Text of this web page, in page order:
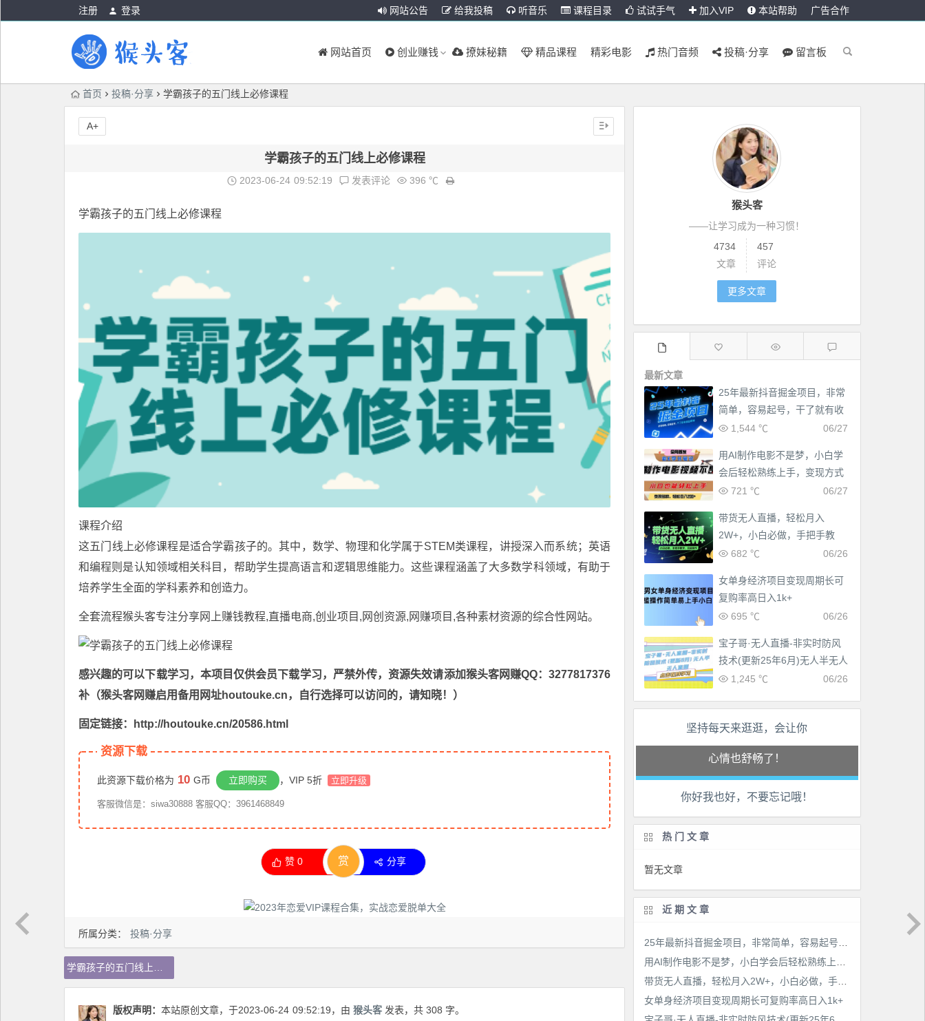
注册 登录 网站公告 给我投稿 听音乐 课程目录 试试手气 加入VIP 本站帮助 广告合作
网站首页 创业赚钱 撩妹秘籍 精品课程 精彩电影 热门音频 投稿·分享 留言板
首页 投稿·分享 学霸孩子的五门线上必修课程
学霸孩子的五门线上必修课程
2023-06-24 09:52:19 发表评论 396 ℃
学霸孩子的五门线上必修课程
课程介绍
这五门线上必修课程是适合学霸孩子的。其中，数学、物理和化学属于STEM类课程，讲授深入而系统；英语
和编程则是认知领域相关科目，帮助学生提高语言和逻辑思维能力。这些课程涵盖了大多数学科领域，有助于
培养学生全面的学科素养和创造力。
全套流程猴头客专注分享网上赚钱教程,直播电商,创业项目,网创资源, 网赚项目 ,各种素材资源的综合性网站。
感兴趣的可以下载学习，本项目仅供会员下载学习，严禁外传，资源失效请添加猴头客网赚QQ：3277817376
补（猴头客网赚启用备用网址houtouke.cn，自行选择可以访问的，请知晓！）
固定链接：http://houtouke.cn/20586.html
资源下载
此资源下载价格为 10 G币 立即购买 ，VIP 5折 立即升级
客服微信是：siwa30888 客服QQ：3961468849
赞0 赏 分享
A+
所属分类： 投稿·分享
版权声明： 本站原创文章，于2023-06-24 09:52:19，由 猴头客 发表，共 308 字。
猴头客
——让学习成为一种习惯！
4734
文章
457
评论
更多文章
最新文章
25年最新抖音掘金项目，非常
简单，容易起号，干了就有收
益那种
06/27
1,544 ℃
用AI制作电影不是梦，小白学
会后轻松熟练上手，变现方式
多样，日入2张+
06/27
721 ℃
带货无人直播，轻松月入
2W+，小白必做，手把手教
学，无脑操作(附学习资料)06/26
682 ℃
女单身经济项目变现周期长可
复购率高日入1k+
06/26
695 ℃
宝子哥·无人直播-非实时防风
技术(更新25年6月)无人半无人
直播
06/26
1,245 ℃
坚持每天来逛逛，会让你
生活也美好了！
心情也舒畅了！
走路也有劲了！
工作也轻松了！
你好我也好，不要忘记哦！
热门文章
暂无文章
近期文章
带货无人直播，轻松月入2W+，小白必做，手把手教学，无脑操作(附学习资料)
女单身经济项目变现周期长可复购率高日入1k+